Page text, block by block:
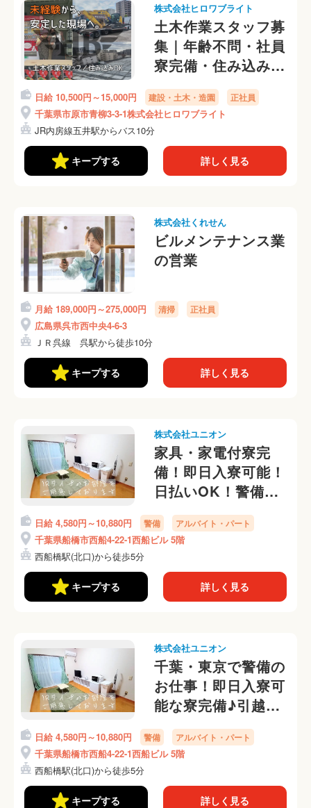
株式会社ヒロワブライト
土木作業スタッフ募
集｜年齢不問・社員
寮完備・住み込み歓
迎
日給 10,500円～15,000円 建設・土木・造園 正社員
千葉県市原市青柳3-3-1株式会社ヒロワブライト
JR内房線五井駅からバス10分
キープする 詳しく見る
株式会社くれせん
ビルメンテナンス業
の営業
月給 189,000円～275,000円 清掃 正社員
広島県呉市西中央4-6-3
ＪＲ呉線 呉駅から徒歩10分
キープする 詳しく見る
株式会社ユニオン
家具・家電付寮完
備！即日入寮可能！
日払いOK！警備員
さん募集中☆
日給 4,580円～10,880円 警備 アルバイト・パート
千葉県船橋市西船4-22-1西船ビル 5階
西船橋駅(北口)から徒歩5分
キープする 詳しく見る
株式会社ユニオン
千葉・東京で警備の
お仕事！即日入寮可
能な寮完備♪引越・
交通費は当社でサポ
ート
日給 4,580円～10,880円 警備 アルバイト・パート
千葉県船橋市西船4-22-1西船ビル 5階
西船橋駅(北口)から徒歩5分
キープする 詳しく見る